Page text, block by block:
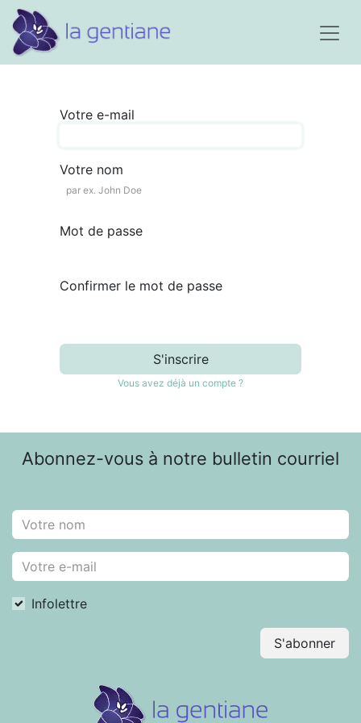
Votre e-mail
Votre nom
Mot de passe
Confirmer le mot de passe
S'inscrire
Vous avez déjà un compte ?
Abonnez-vous à notre bulletin courriel
Infolettre
S'abonner